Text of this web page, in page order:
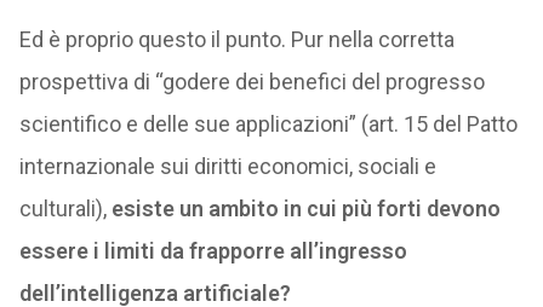
Ed è proprio questo il punto. Pur nella corretta
prospettiva di “godere dei benefici del progresso
scientifico e delle sue applicazioni” (art. 15 del Patto
internazionale sui diritti economici, sociali e
culturali), esiste un ambito in cui più forti devono
essere i limiti da frapporre all’ingresso
dell’intelligenza artificiale?